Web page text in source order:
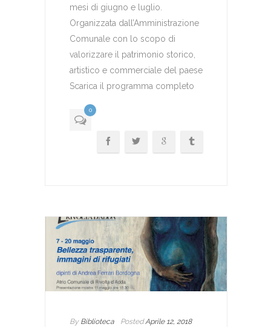
mesi di giugno e luglio.
Organizzata dall’Amministrazione
Comunale con lo scopo di
valorizzare il patrimonio storico,
artistico e commerciale del paese
Scarica il programma completo
0
ByBiblioteca PostedAprile 12, 2018